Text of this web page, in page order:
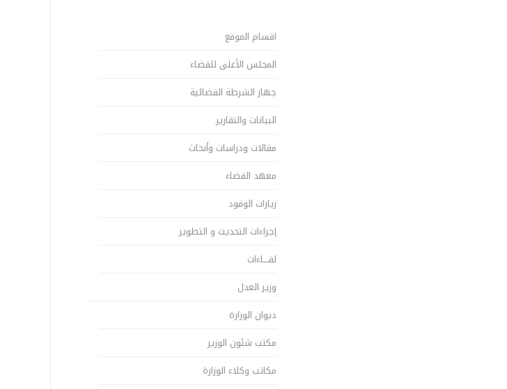
اقسام الموقع
المجلس الأعلى للقضاء
جهاز الشرطة القضائية
البيانات والتقارير
مقالات ودراسات وأبحاث
معهد القضاء
زيارات الوفود
إجراءات التحديث و التطوير
لقــــاءات
وزير العدل
ديوان الوزارة
مكتب شئون الوزير
مكاتب وكلاء الوزارة